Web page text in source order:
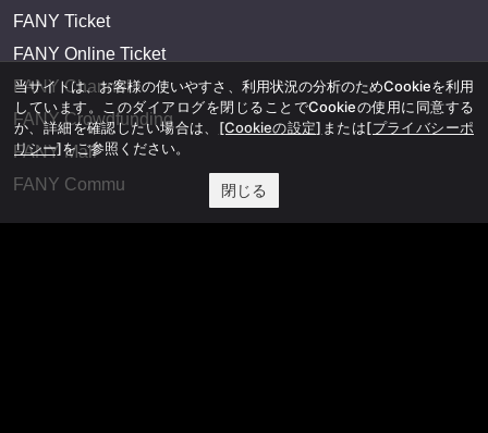
FANY Ticket
FANY Online Ticket
FANY Channel
FANY Crowdfunding
FANY Mall
FANY Commu
当サイトは、お客様の使いやすさ、利用状況の分析のためCookieを利用
しています。このダイアログを閉じることでCookieの使用に同意する
か、詳細を確認したい場合は、 [Cookieの設定] または[プライバシーポ
リシー]をご参照ください。
閉じる